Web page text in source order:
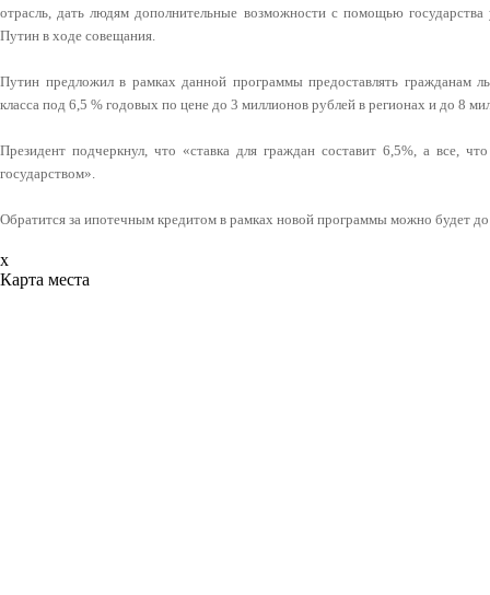
отрасль, дать людям дополнительные возможности с помощью
Путин в ходе совещания.
Путин предложил в рамках данной программы предоставлять гражданам
класса под 6,5 % годовых по цене до 3 миллионов рублей в регионах и до 8
Президент подчеркнул, что «ставка для граждан составит 6,5%, а все,
государством».
Обратится за ипотечным кредитом в рамках новой программы можно будет
x
Карта места